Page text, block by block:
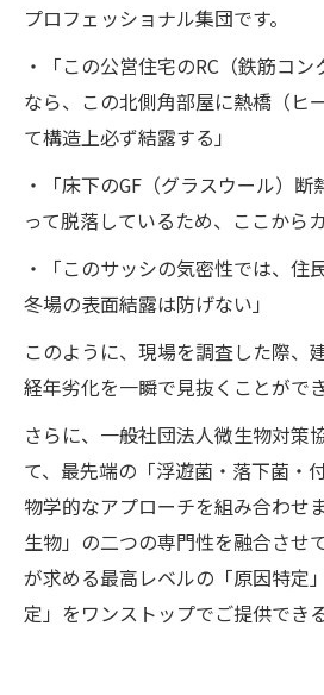
プロフェッショナル集団です。
・「この公営住宅のRC（鉄筋コ
なら、この北側角部屋に熱橋（ヒ
て構造上必ず結露する」
・「床下のGF（グラスウール）
って脱落しているため、ここから
・「このサッシの気密性では、住
冬場の表面結露は防げない」
このように、現場を調査した際、
経年劣化を一瞬で見抜くことがで
さらに、一般社団法人微生物対策
て、最先端の「浮遊菌・落下菌・
物学的なアプローチを組み合わせ
生物」の二つの専門性を融合させ
が求める最高レベルの「原因特定
定」をワンストップでご提供できる